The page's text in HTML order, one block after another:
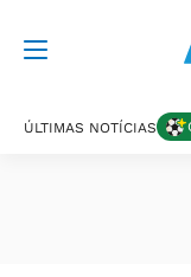
ÚLTIMAS NOTÍCIAS